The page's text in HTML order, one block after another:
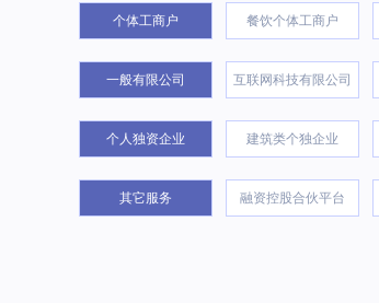
个体工商户 餐饮个体工商户
一般有限公司 互联网科技有限公司
个人独资企业 建筑类个独企业
其它服务 融资控股合伙平台